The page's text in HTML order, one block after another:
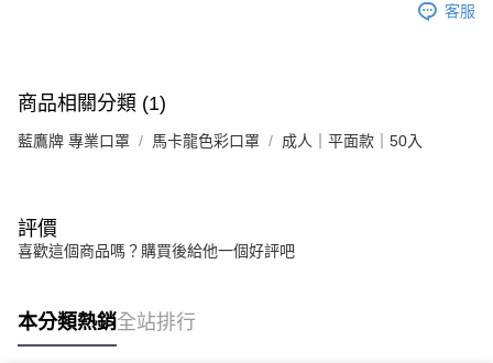
客服
商品相關分類 (1)
藍鷹牌 專業口罩 馬卡龍色彩口罩 成人｜平面款｜50入
評價
喜歡這個商品嗎？購買後給他一個好評吧
本分類熱銷全站排行